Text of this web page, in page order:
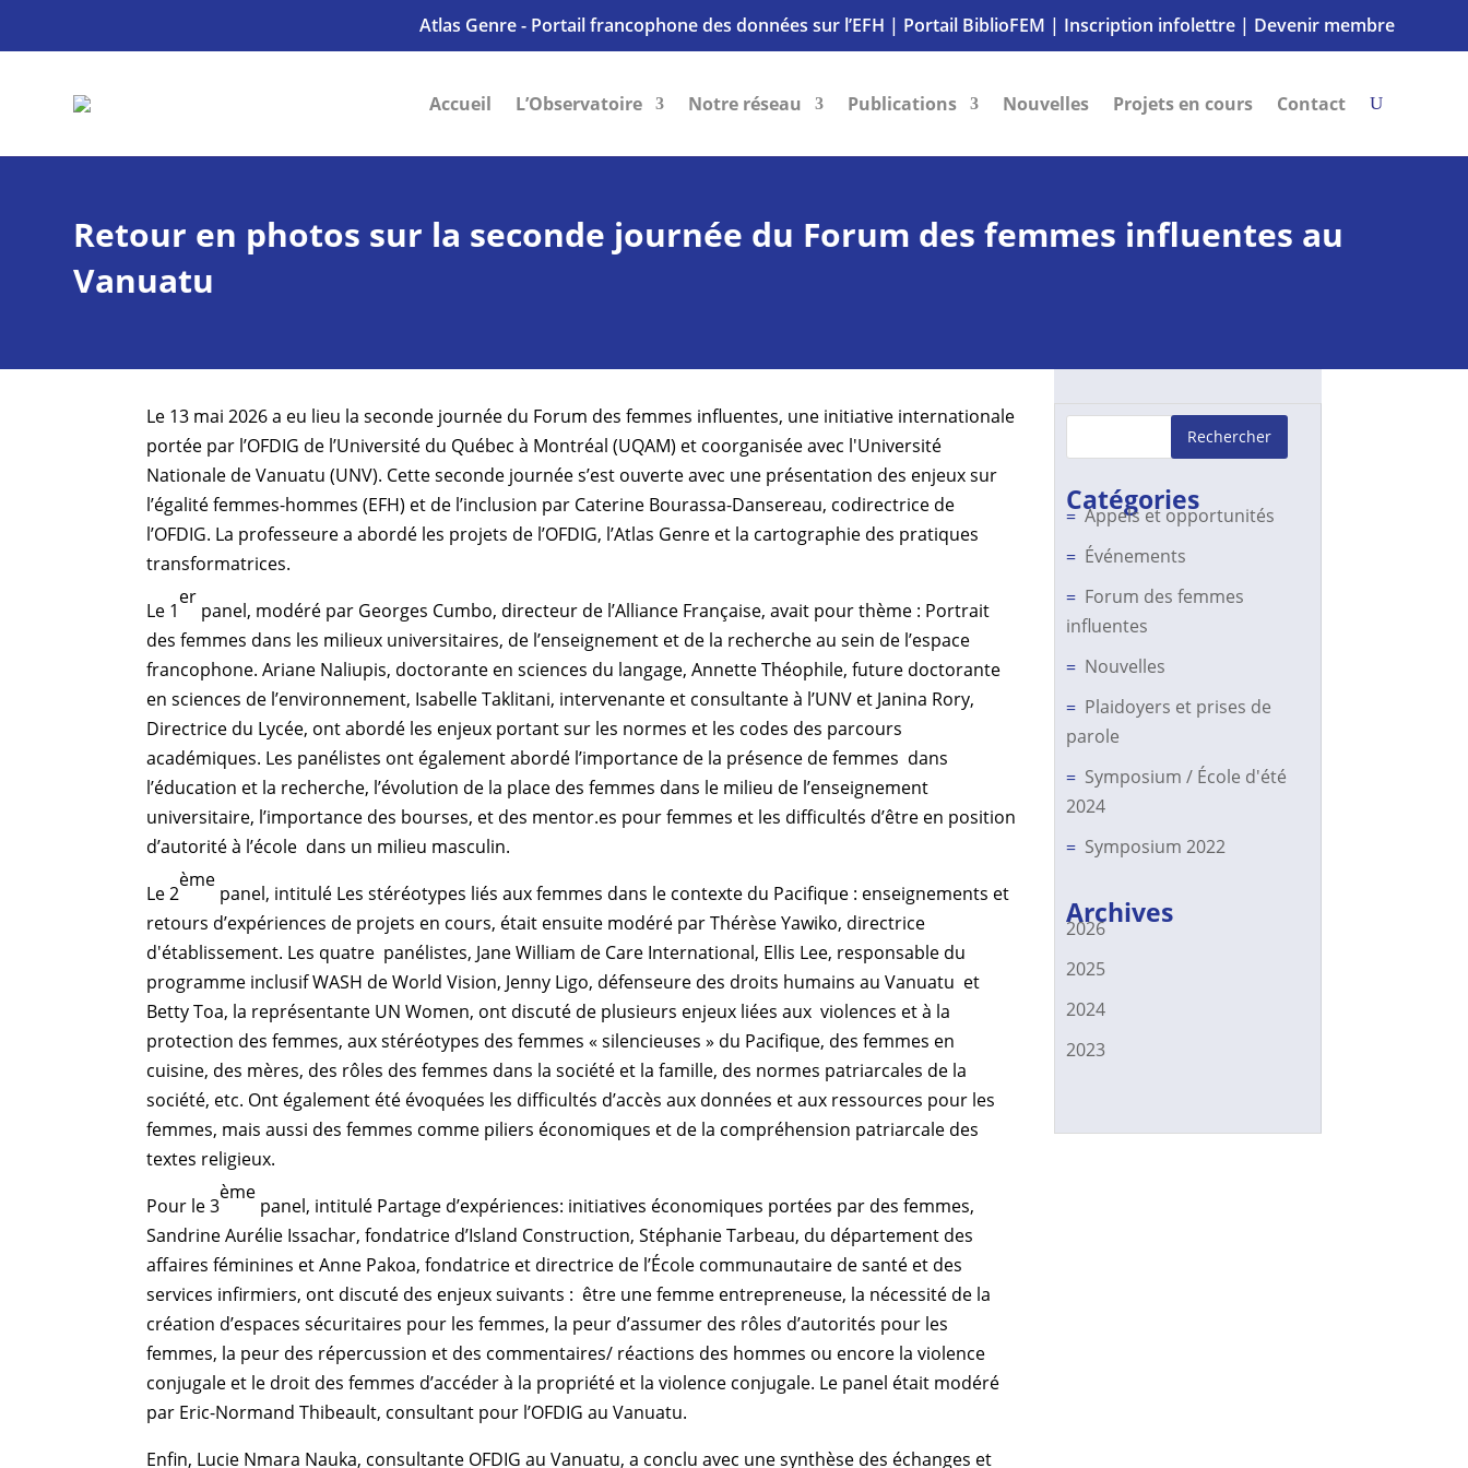
Atlas Genre - Portail francophone des données sur l’EFH | Portail BiblioFEM | Inscription infolettre| Devenir membre
Accueil L’Observatoire Notre réseau Publications Nouvelles Projets en cours Contact
Retour en photos sur la seconde journée du Forum des femmes influentes au
Vanuatu
Le 13 mai 2026 a eu lieu la seconde journée du Forum des femmes influentes, une initiative internationale
portée par l’OFDIG de l’Université du Québec à Montréal (UQAM) et coorganisée avec l'Université
Nationale de Vanuatu (UNV). Cette seconde journée s’est ouverte avec une présentation des enjeux sur
l’égalité femmes-hommes (EFH) et de l’inclusion par Caterine Bourassa-Dansereau, codirectrice de
l’OFDIG. La professeure a abordé les projets de l’OFDIG, l’Atlas Genre et la cartographie des pratiques
transformatrices.
Le 1
er
panel, modéré par Georges Cumbo, directeur de l’Alliance Française, avait pour thème : Portrait
des femmes dans les milieux universitaires, de l’enseignement et de la recherche au sein de l’espace
francophone. Ariane Naliupis, doctorante en sciences du langage, Annette Théophile, future doctorante
en sciences de l’environnement, Isabelle Taklitani, intervenante et consultante à l’UNV et Janina Rory,
Directrice du Lycée, ont abordé les enjeux portant sur les normes et les codes des parcours
académiques. Les panélistes ont également abordé l’importance de la présence de femmes dans
l’éducation et la recherche, l’évolution de la place des femmes dans le milieu de l’enseignement
universitaire, l’importance des bourses, et des mentor.es pour femmes et les difficultés d’être en position
d’autorité à l’école dans un milieu masculin.
Le 2
ème
panel, intitulé Les stéréotypes liés aux femmes dans le contexte du Pacifique : enseignements et
retours d’expériences de projets en cours, était ensuite modéré par Thérèse Yawiko, directrice
d'établissement. Les quatre panélistes, Jane William de Care International, Ellis Lee, responsable du
programme inclusif WASH de World Vision, Jenny Ligo, défenseure des droits humains au Vanuatu et
Betty Toa, la représentante UN Women, ont discuté de plusieurs enjeux liées aux violences et à la
protection des femmes, aux stéréotypes des femmes « silencieuses » du Pacifique, des femmes en
cuisine, des mères, des rôles des femmes dans la société et la famille, des normes patriarcales de la
société, etc. Ont également été évoquées les difficultés d’accès aux données et aux ressources pour les
femmes, mais aussi des femmes comme piliers économiques et de la compréhension patriarcale des
textes religieux.
Pour le 3
ème
panel, intitulé Partage d’expériences: initiatives économiques portées par des femmes,
Sandrine Aurélie Issachar, fondatrice d’Island Construction, Stéphanie Tarbeau, du département des
affaires féminines et Anne Pakoa, fondatrice et directrice de l’École communautaire de santé et des
services infirmiers, ont discuté des enjeux suivants : être une femme entrepreneuse, la nécessité de la
création d’espaces sécuritaires pour les femmes, la peur d’assumer des rôles d’autorités pour les
femmes, la peur des répercussion et des commentaires/ réactions des hommes ou encore la violence
conjugale et le droit des femmes d’accéder à la propriété et la violence conjugale. Le panel était modéré
par Eric-Normand Thibeault, consultant pour l’OFDIG au Vanuatu.
Enfin, Lucie Nmara Nauka, consultante OFDIG au Vanuatu, a conclu avec une synthèse des échanges et
Rechercher
Catégories
Appels et opportunités
Événements
Forum des femmes
influentes
Nouvelles
Plaidoyers et prises de
parole
Symposium / École d'été
2024
Symposium 2022
Archives
2026
2025
2024
2023